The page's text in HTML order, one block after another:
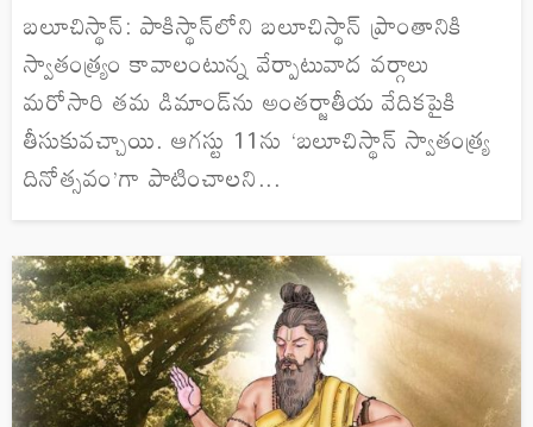
బలూచిస్థాన్: పాకిస్థాన్‌లోని బలూచిస్థాన్ ప్రాంతానికి
స్వాతంత్ర్యం కావాలంటున్న వేర్పాటువాద వర్గాలు
మరోసారి తమ డిమాండ్‌ను అంతర్జాతీయ వేదికపైకి
తీసుకువచ్చాయి. ఆగస్టు 11ను ‘బలూచిస్థాన్ స్వాతంత్ర్య
దినోత్సవం’గా పాటించాలని...